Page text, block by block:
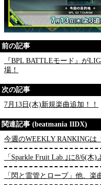
前の記事
『BPL BATTLEモード』が
場！
次の記事
7月13日(木)新規楽曲追加！！
関連記事 (beatmania IIDX)
今週のWEEKLY RANKINGは
「Sparkle Fruit Lab.｣に8/6(木
「閃と雷管とロープ」他、楽